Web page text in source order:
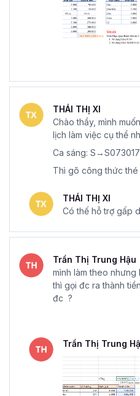
THÁI THỊ XI
Chào thầy, mình
lịch làm việc cụ thể
Ca sáng:
Thì gõ công thức thé
THÁI THỊ XI
Có thế hỗ trợ gấp
Trần Thị Trung Hậu
mình làm theo
thì gọi đc ra thành
đc ?
Trần Thị Trung